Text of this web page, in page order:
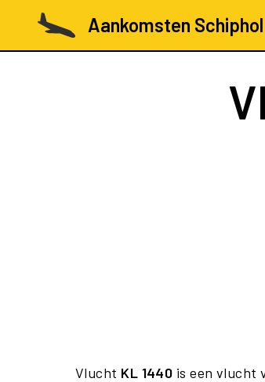
Aankomsten Schiphol
Vlucht KL 1440 is een vlucht